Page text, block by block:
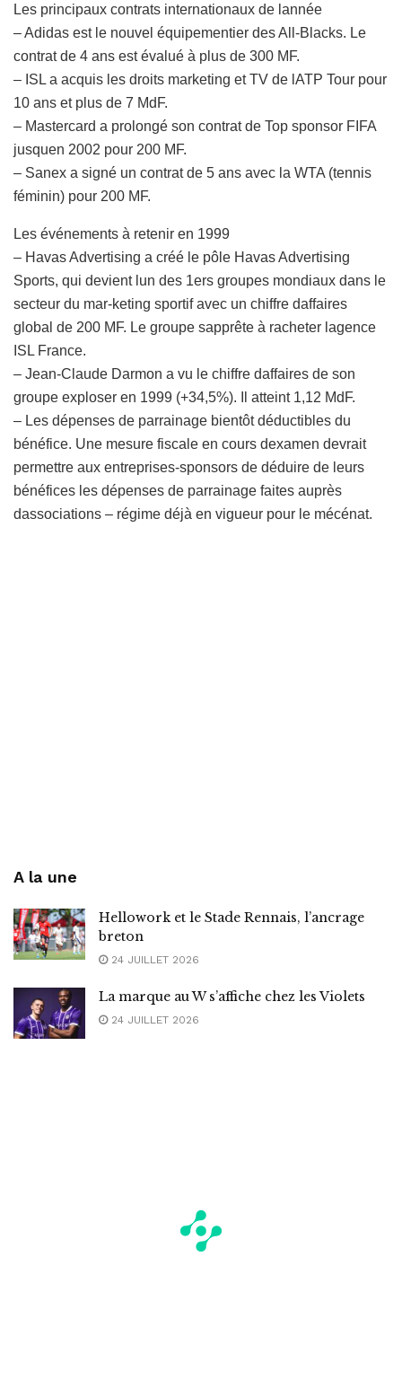
Les principaux contrats internationaux de lannée
– Adidas est le nouvel équipementier des All-Blacks. Le
contrat de 4 ans est évalué à plus de 300 MF.
– ISL a acquis les droits marketing et TV de lATP Tour pour
10 ans et plus de 7 MdF.
– Mastercard a prolongé son contrat de Top sponsor FIFA
jusquen 2002 pour 200 MF.
– Sanex a signé un contrat de 5 ans avec la WTA (tennis
féminin) pour 200 MF.
Les événements à retenir en 1999
– Havas Advertising a créé le pôle Havas Advertising
Sports, qui devient lun des 1ers groupes mondiaux dans le
secteur du mar-keting sportif avec un chiffre daffaires
global de 200 MF. Le groupe sapprête à racheter lagence
ISL France.
– Jean-Claude Darmon a vu le chiffre daffaires de son
groupe exploser en 1999 (+34,5%). Il atteint 1,12 MdF.
– Les dépenses de parrainage bientôt déductibles du
bénéfice. Une mesure fiscale en cours dexamen devrait
permettre aux entreprises-sponsors de déduire de leurs
bénéfices les dépenses de parrainage faites auprès
dassociations – régime déjà en vigueur pour le mécénat.
A la une
Hellowork et le Stade Rennais, l’ancrage
breton
24 JUILLET 2026
La marque au W s’affiche chez les Violets
24 JUILLET 2026